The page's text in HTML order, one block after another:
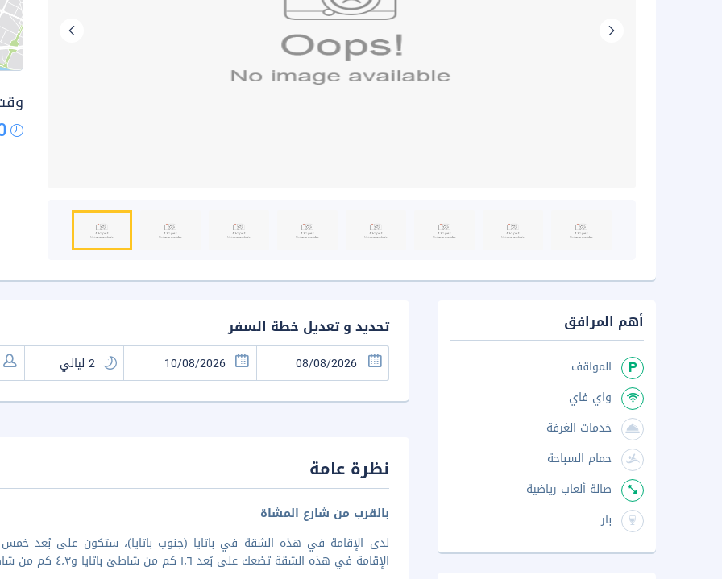
تحديد و تعديل خطة السفر
نظرة عامة
بالقرب من شارع المشاة
لدى الإقامة في هذه الشقة في باتايا (جنوب باتايا)، ستكون على بُعد
الإقامة في هذه الشقة تضعك على بُعد ١٫٦ كم من شاطئ باتايا و٤٫٣ كم من شاطئ جومتيان.
أهم المرافق
المواقف
واي فاي
خدمات الغرفة
حمام السباحة
صالة ألعاب رياضية
بار